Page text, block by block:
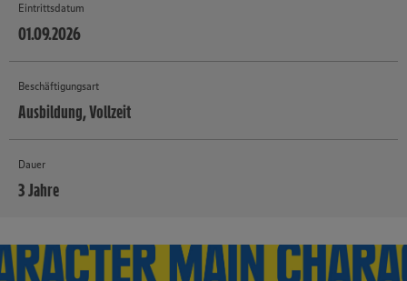
Eintrittsdatum
01.09.2026
Beschäftigungsart
Ausbildung, Vollzeit
Dauer
3 Jahre